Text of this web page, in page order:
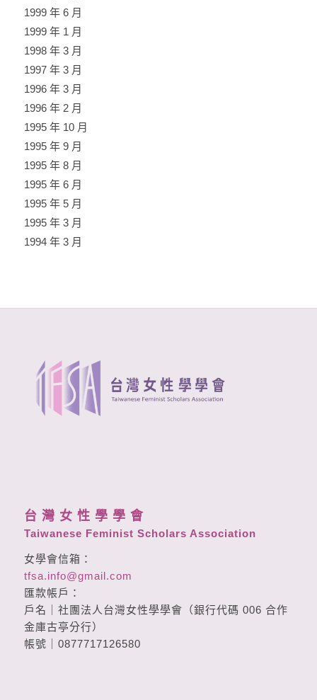
1999 年 6 月
1999 年 1 月
1998 年 3 月
1997 年 3 月
1996 年 3 月
1996 年 2 月
1995 年 10 月
1995 年 9 月
1995 年 8 月
1995 年 6 月
1995 年 5 月
1995 年 3 月
1994 年 3 月
台 灣 女 性 學 學 會
Taiwanese Feminist Scholars Association
女學會信箱：
tfsa.info@gmail.com
匯款帳戶：
戶名｜社團法人台灣女性學學會（銀行代碼 006 合作
金庫古亭分行）
帳號｜0877717126580